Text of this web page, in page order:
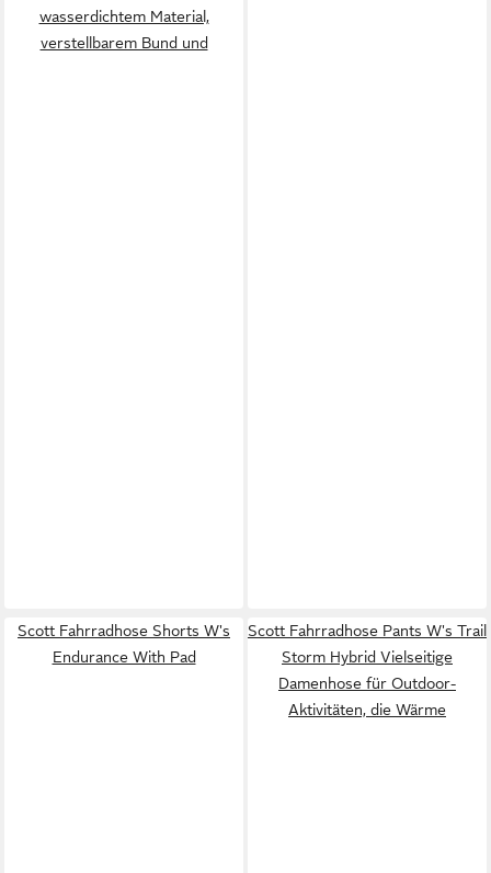
wasserdichtem Material,
verstellbarem Bund und
Scott Fahrradhose Shorts W's
Endurance With Pad
Scott Fahrradhose Pants W's Trail
Storm Hybrid Vielseitige
Damenhose für Outdoor-
Aktivitäten, die Wärme